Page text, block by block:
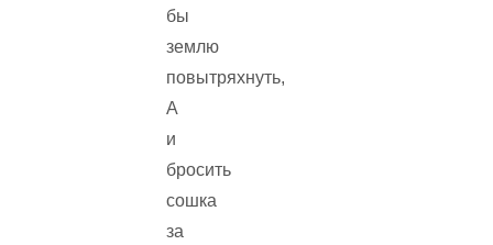
бы
землю
повытряхнуть,
А
и
бросить
сошка
за